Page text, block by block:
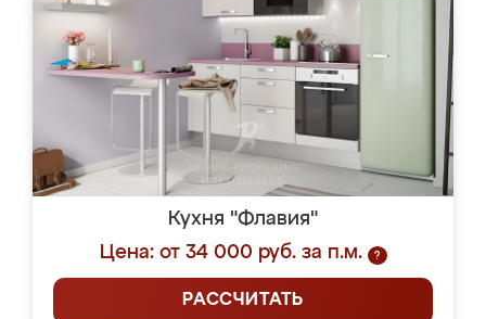
Кухня "Флавия"
Цена: от 34 000 руб. за п.м.
?
РАССЧИТАТЬ